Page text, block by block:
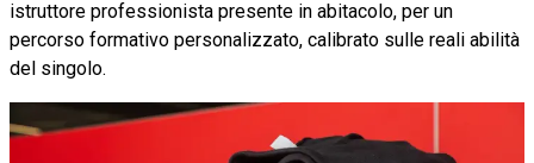
istruttore professionista presente in abitacolo, per un
percorso formativo personalizzato, calibrato sulle reali abilità
del singolo.